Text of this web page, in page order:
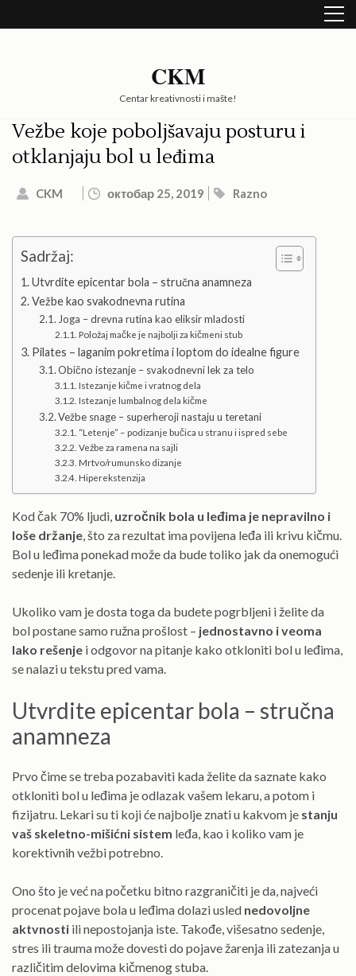
to
CKM
Centar kreativnosti i mašte!
Vežbe koje poboljšavaju posturu i
otklanjaju bol u leđima
CKM октобар 25, 2019 Razno
Sadržaj:
Utvrdite epicentar bola – stručna anamneza
Vežbe kao svakodnevna rutina
Joga – drevna rutina kao eliksir mladosti
Položaj mačke je najbolji za kičmeni stub
Pilates – laganim pokretima i loptom do idealne figure
Obično istezanje – svakodnevni lek za telo
Istezanje kičme i vratnog dela
Istezanje lumbalnog dela kičme
Vežbe snage – superheroji nastaju u teretani
“Letenje” – podizanje bučica u stranu i ispred sebe
Vežbe za ramena na sajli
Mrtvo/rumunsko dizanje
Hiperekstenzija
Kod čak 70% ljudi, uzročnik bola u leđima je nepravilno i
loše držanje, što za rezultat ima povijena leđa ili krivu kičmu.
Bol u leđima ponekad može da bude toliko jak da onemogući
sedenje ili kretanje.
Ukoliko vam je dosta toga da budete pogrbljeni i želite da
bol postane samo ružna prošlost – jednostavno i veoma
lako rešenje i odgovor na pitanje kako otkloniti bol u leđima,
se nalazi u tekstu pred vama.
Utvrdite epicentar bola – stručna
anamneza
Prvo čime se treba pozabaviti kada želite da saznate kako
otkloniti bol u leđima je odlazak vašem lekaru, a potom i
fizijatru. Lekari su ti koji će najbolje znati u kakvom je stanju
vaš skeletno-mišićni sistem leđa, kao i koliko vam je
korektivnih vežbi potrebno.
Ono što je već na početku bitno razgraničiti je da, najveći
procenat pojave bola u leđima dolazi usled nedovoljne
aktvnosti ili nepostojanja iste. Takođe, višesatno sedenje,
stres ili trauma može dovesti do pojave žarenja ili zatezanja u
različitim delovima kičmenog stuba.